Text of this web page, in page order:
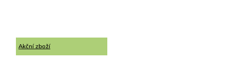
Akční zboží